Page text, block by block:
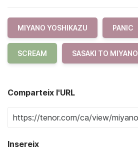
MIYANO YOSHIKAZU PANIC
SCREAM SASAKI TO MIYANO
Comparteix l'URL
Insereix